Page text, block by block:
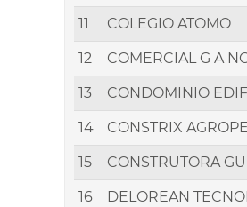
11 COLEGIO ATOMO
12 COMERCIAL G A
13 CONDOMINIO
14 CONSTRIX
15 CONSTRUTORA
16 DELOREAN